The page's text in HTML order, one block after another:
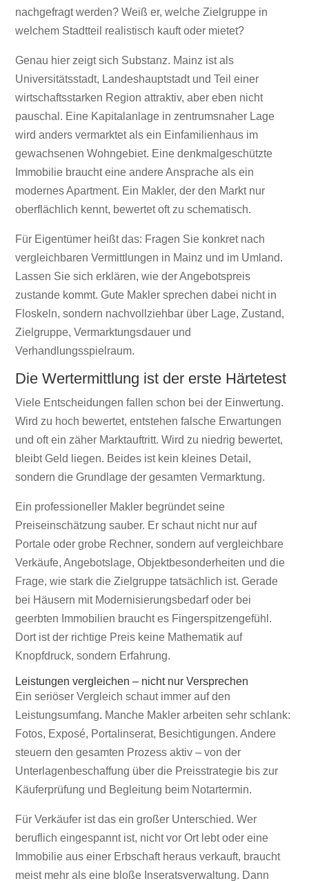
nachgefragt werden? Weiß er, welche Zielgruppe in
welchem Stadtteil realistisch kauft oder mietet?
Genau hier zeigt sich Substanz. Mainz ist als
Universitätsstadt, Landeshauptstadt und Teil einer
wirtschaftsstarken Region attraktiv, aber eben nicht
pauschal. Eine Kapitalanlage in zentrumsnaher Lage
wird anders vermarktet als ein Einfamilienhaus im
gewachsenen Wohngebiet. Eine denkmalgeschützte
Immobilie braucht eine andere Ansprache als ein
modernes Apartment. Ein Makler, der den Markt nur
oberflächlich kennt, bewertet oft zu schematisch.
Für Eigentümer heißt das: Fragen Sie konkret nach
vergleichbaren Vermittlungen in Mainz und im Umland.
Lassen Sie sich erklären, wie der Angebotspreis
zustande kommt. Gute Makler sprechen dabei nicht in
Floskeln, sondern nachvollziehbar über Lage, Zustand,
Zielgruppe, Vermarktungsdauer und
Verhandlungsspielraum.
Die Wertermittlung ist der erste Härtetest
Viele Entscheidungen fallen schon bei der Einwertung.
Wird zu hoch bewertet, entstehen falsche Erwartungen
und oft ein zäher Marktauftritt. Wird zu niedrig bewertet,
bleibt Geld liegen. Beides ist kein kleines Detail,
sondern die Grundlage der gesamten Vermarktung.
Ein professioneller Makler begründet seine
Preiseinschätzung sauber. Er schaut nicht nur auf
Portale oder grobe Rechner, sondern auf vergleichbare
Verkäufe, Angebotslage, Objektbesonderheiten und die
Frage, wie stark die Zielgruppe tatsächlich ist. Gerade
bei Häusern mit Modernisierungsbedarf oder bei
geerbten Immobilien braucht es Fingerspitzengefühl.
Dort ist der richtige Preis keine Mathematik auf
Knopfdruck, sondern Erfahrung.
Leistungen vergleichen – nicht nur Versprechen
Ein seriöser Vergleich schaut immer auf den
Leistungsumfang. Manche Makler arbeiten sehr schlank:
Fotos, Exposé, Portalinserat, Besichtigungen. Andere
steuern den gesamten Prozess aktiv – von der
Unterlagenbeschaffung über die Preisstrategie bis zur
Käuferprüfung und Begleitung beim Notartermin.
Für Verkäufer ist das ein großer Unterschied. Wer
beruflich eingespannt ist, nicht vor Ort lebt oder eine
Immobilie aus einer Erbschaft heraus verkauft, braucht
meist mehr als eine bloße Inseratsverwaltung. Dann